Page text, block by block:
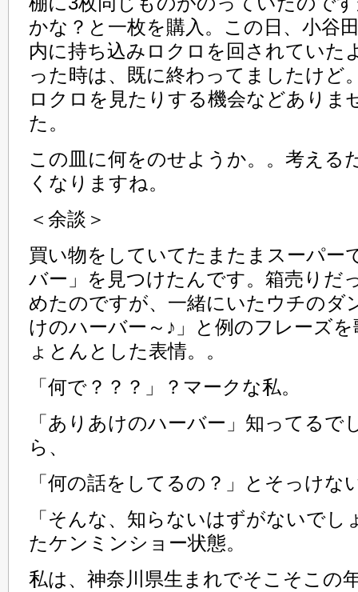
かな？と一枚を購入。この日、小谷
内に持ち込みロクロを回されていた
った時は、既に終わってましたけど
ロクロを見たりする機会などありま
た。
この皿に何をのせようか。。考える
くなりますね。
＜余談＞
買い物をしていてたまたまスーパー
バー」を見つけたんです。箱売りだ
めたのですが、一緒にいたウチのダ
けのハーバー～♪」と例のフレーズ
ょとんとした表情。。
「何で？？？」？マークな私。
「ありあけのハーバー」知ってるで
ら、
「何の話をしてるの？」とそっけな
「そんな、知らないはずがないでし
たケンミンショー状態。
私は、神奈川県生まれでそこそこの